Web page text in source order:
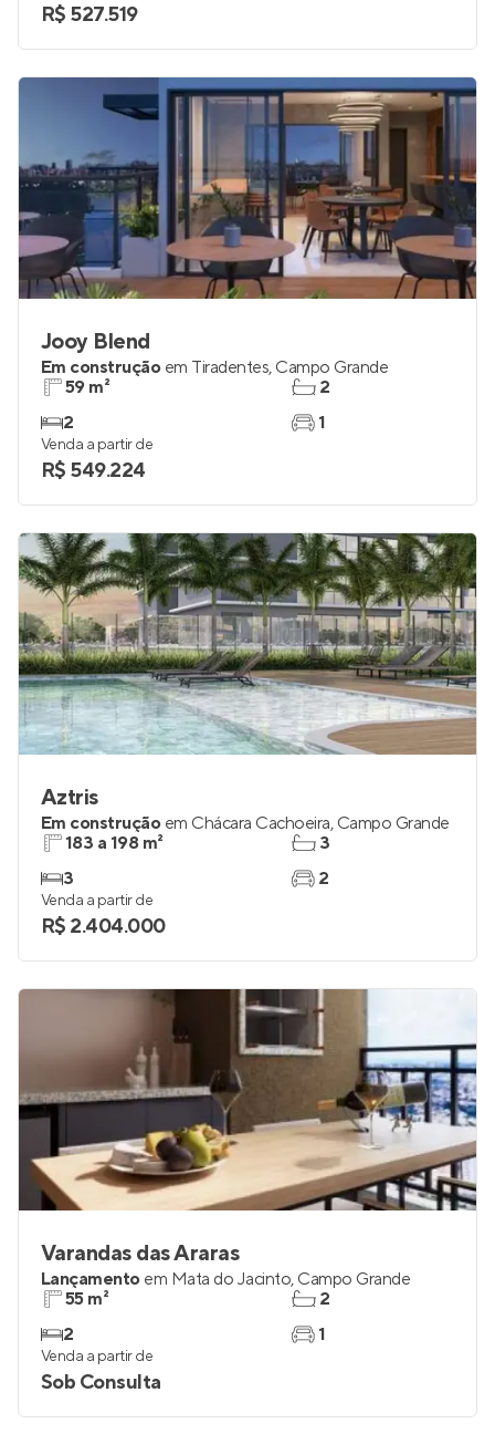
R$ 527.519
Jooy Blend
Em construção em Tiradentes, Campo Grande
59 m²
2
2
1
Venda a partir de
R$ 549.224
Aztris
Em construção em Chácara Cachoeira, Campo Grande
183 a 198 m²
3
3
2
Venda a partir de
R$ 2.404.000
Varandas das Araras
Lançamento em Mata do Jacinto, Campo Grande
55 m²
2
2
1
Venda a partir de
Sob Consulta